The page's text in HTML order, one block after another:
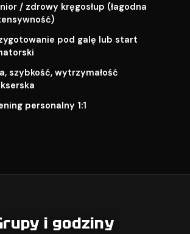
/ zdrowy kręgosłup (łagodna
pod galę lub start
szybkość, wytrzymałość
personalny 1:1
i godziny